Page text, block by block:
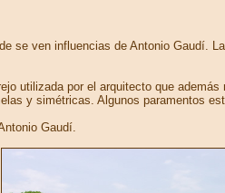
se ven influencias de Antonio Gaudí.
utilizada por el arquitecto que
y simétricas. Algunos paramentos
Gaudí.